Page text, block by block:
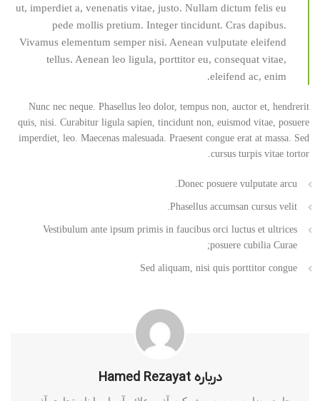
ut, imperdiet a, venenatis vitae, justo. Nullam dictum felis eu
pede mollis pretium. Integer tincidunt. Cras dapibus.
Vivamus elementum semper nisi. Aenean vulputate eleifend
tellus. Aenean leo ligula, porttitor eu, consequat vitae,
eleifend ac, enim.
Nunc nec neque. Phasellus leo dolor, tempus non, auctor et, hendrerit
quis, nisi. Curabitur ligula sapien, tincidunt non, euismod vitae, posuere
imperdiet, leo. Maecenas malesuada. Praesent congue erat at massa. Sed
cursus turpis vitae tortor.
Donec posuere vulputate arcu.
Phasellus accumsan cursus velit.
Vestibulum ante ipsum primis in faucibus orci luctus et ultrices
posuere cubilia Curae;
Sed aliquam, nisi quis porttitor congue
درباره Hamed Rezayat